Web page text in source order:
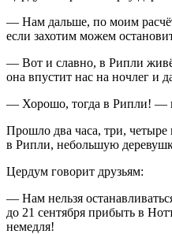
— Нам дальше, по моим
если захотим можем
— Вот и славно, в Рипли
она впустит нас на ночлег и
— Хорошо, тогда в Рипли! —
Прошло два часа, три,
в Рипли, небольшую
Цердум говорит друзьям:
— Нам нельзя
до 21 сентября прибыть в
немедля!